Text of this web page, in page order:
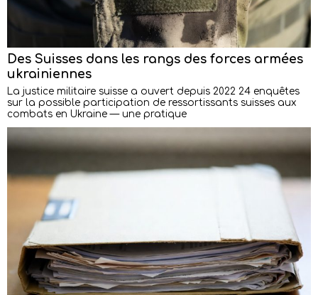
Des Suisses dans les rangs des forces armées
ukrainiennes
La justice militaire suisse a ouvert depuis 2022 24 enquêtes
sur la possible participation de ressortissants suisses aux
combats en Ukraine — une pratique